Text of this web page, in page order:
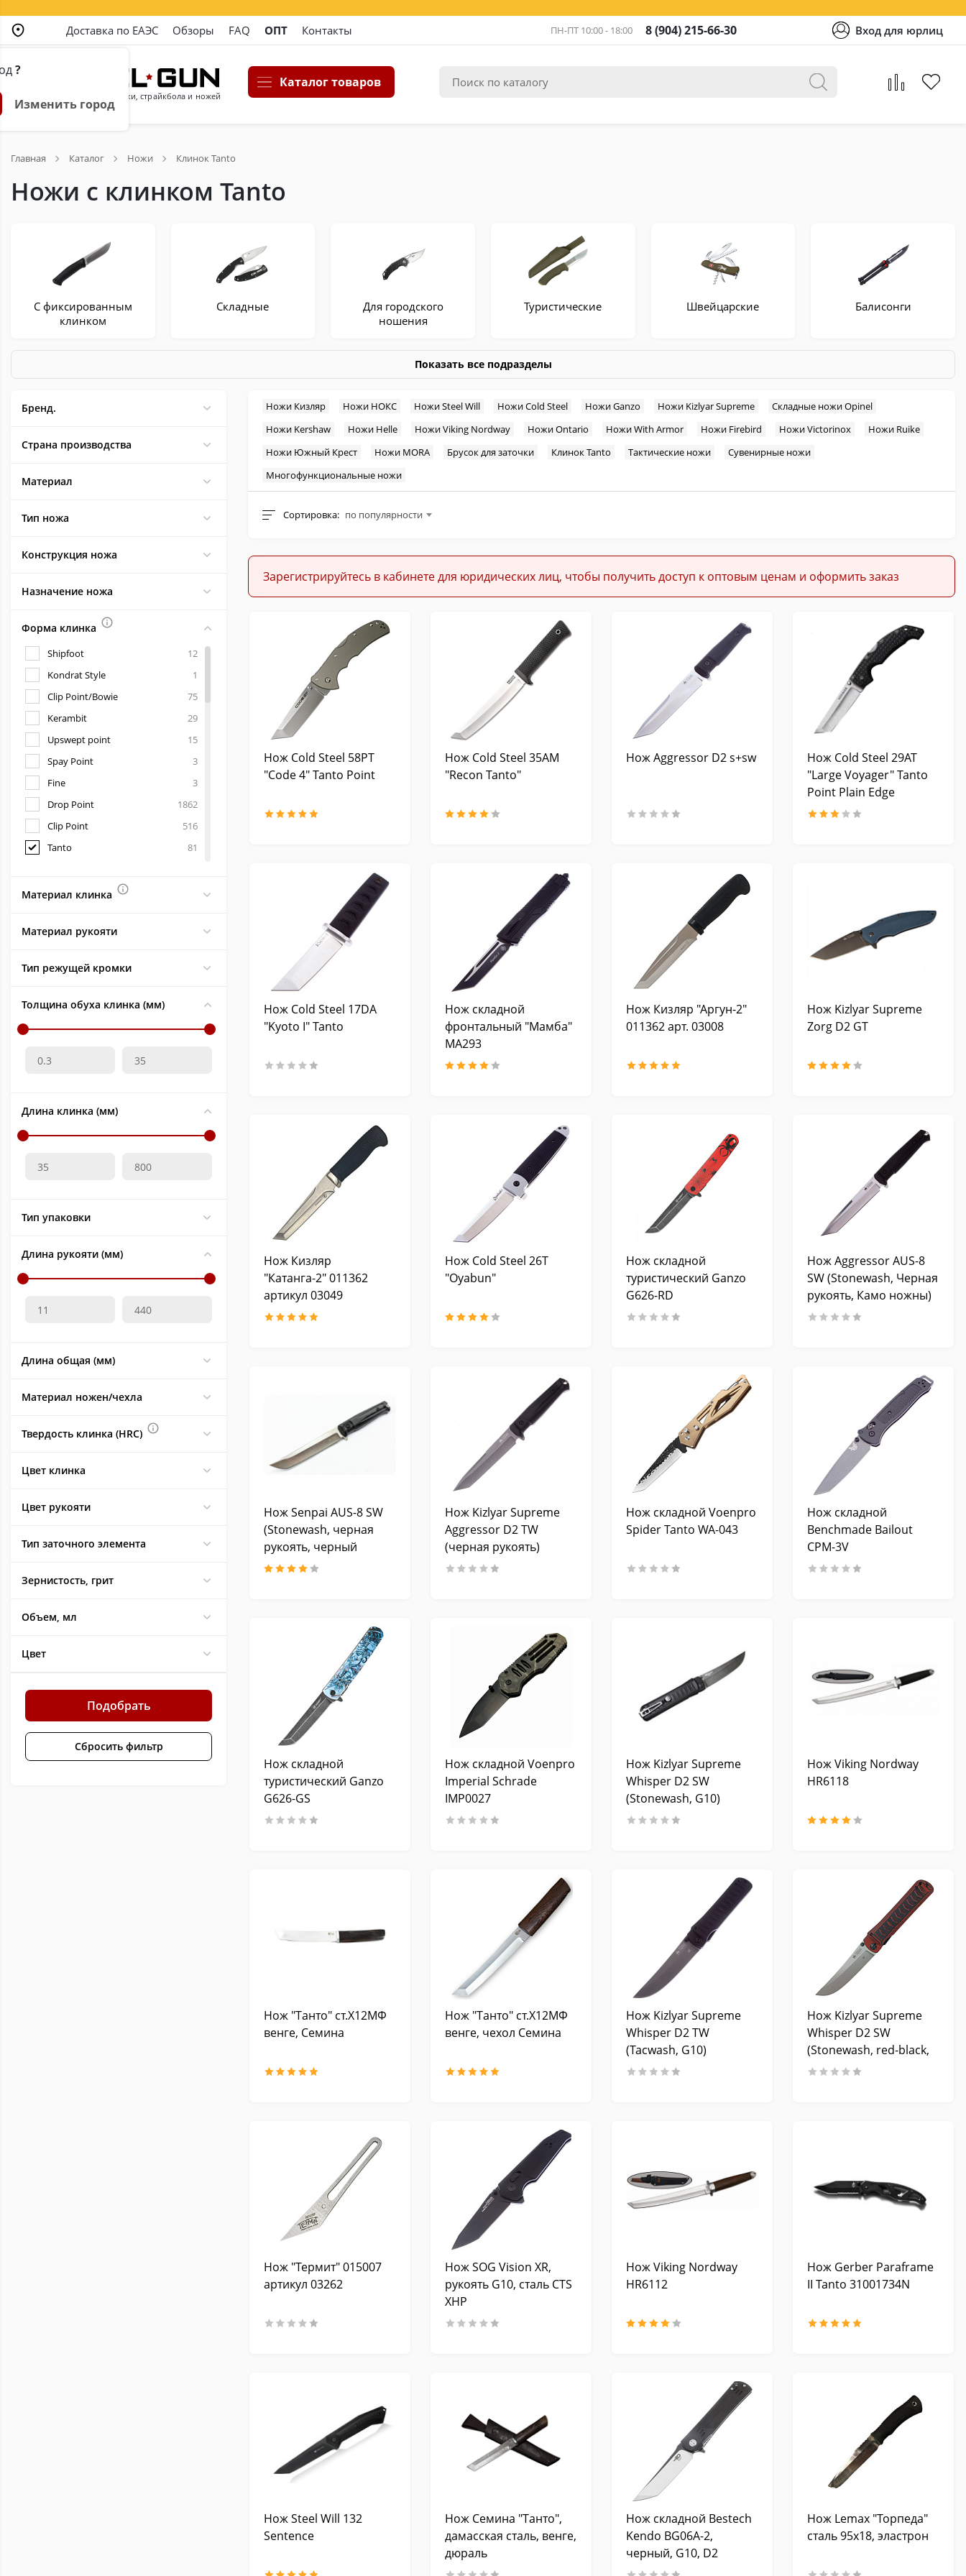
?
Изменить город
Доставка по ЕАЭС Обзоры FAQ ОПТ Контакты ПН-ПТ 10:00 - 18:00 8 (904) 215-66-30 Вход для юрлиц
Магазин пневматики, страйкбола и ножей
Каталог товаров
Главная Каталог Ножи Клинок Tanto
Ножи с клинком Tanto
С фиксированным
клинком
Складные
Для городского
ношения
Туристические Швейцарские Балисонги
Филейные Тычковые Тренировочные Средства заточки Темляки и Бусины Масла для ножей
Аксессуары и запчасти
Показать все подразделы
Бренд.
Страна производства
Материал
Тип ножа
Конструкция ножа
Назначение ножа
Форма клинка
Shipfoot
12
Kondrat Style
1
Clip Point/Bowie
75
Kerambit
29
Upswept point
15
Spay Point
3
Fine
3
Drop Point
1862
Clip Point
516
Tanto
81
Trailing Point
Kukri
Skinner
Modified Wharncliff
Катана
Reverse Tanto
Normal blade
Sheepfoot blade
Blunt Tip
Classic blade
4
Sheepsfoot blade
Кайке
Материал клинка
Материал рукояти
Тип режущей кромки
Толщина обуха клинка (мм)
Длина клинка (мм)
Тип упаковки
Длина рукояти (мм)
Длина общая (мм)
Материал ножен/чехла
Твердость клинка (HRC)
Цвет клинка
Цвет рукояти
Тип заточного элемента
Зернистость, грит
Объем, мл
Цвет
Подобрать
Сбросить фильтр
Ножи Кизляр Ножи НОКС Ножи Steel Will Ножи Cold Steel Ножи Ganzo Ножи Kizlyar Supreme
Складные ножи Opinel
Ножи Kershaw
Ножи Helle Ножи Viking Nordway Ножи Ontario Ножи With Armor Ножи Firebird Ножи Victorinox
Ножи Ruike
Ножи Южный Крест
Ножи MORA Брусок для заточки Клинок Tanto Тактические ножи
Сувенирные ножи
Многофункциональные ножи
Сортировка: по популярности
Зарегистрируйтесь в кабинете для юридических лиц, чтобы получить доступ к оптовым ценам и оформить заказ
Нож Cold Steel 58PT
"Code 4" Tanto Point
Нож Cold Steel 35AM
"Recon Tanto"
Нож Aggressor D2 s+sw
Нож Cold Steel 29AT
"Large Voyager" Tanto
Point Plain Edge
Нож Cold Steel 17DA
"Kyoto I" Tanto
Нож складной
фронтальный "Мамба"
MA293
Нож Кизляр "Аргун-2"
011362 арт. 03008
Нож Kizlyar Supreme
Zorg D2 GT
Нож Кизляр
"Катанга-2" 011362
артикул 03049
Нож Cold Steel 26T
"Oyabun"
Нож складной
туристический Ganzo
G626-RD
Нож Aggressor AUS-8
SW (Stonewash, Черная
рукоять, Камо ножны)
Нож Senpai AUS-8 SW
(Stonewash, черная
рукоять, черный
чехол)
Нож Kizlyar Supreme
Aggressor D2 TW
(черная рукоять)
Нож складной Voenpro
Spider Tanto WA-043
Нож складной
Benchmade Bailout
CPM-3V
Нож складной
туристический Ganzo
G626-GS
Нож складной Voenpro
Imperial Schrade
IMP0027
Нож Kizlyar Supreme
Whisper D2 SW
(Stonewash, G10)
Нож Viking Nordway
HR6118
Нож "Танто" ст.Х12МФ
венге, Семина
Нож "Танто" ст.Х12МФ
венге, чехол Семина
Нож Kizlyar Supreme
Whisper D2 TW
(Tacwash, G10)
Нож Kizlyar Supreme
Whisper D2 SW
(Stonewash, red-black,
G10)
Нож "Термит" 015007
артикул 03262
Нож SOG Vision XR,
рукоять G10, сталь CTS
XHP
Нож Viking Nordway
HR6112
Нож Gerber Paraframe
II Tanto 31001734N
Нож Steel Will 132
Sentence
Нож Семина "Танто",
дамасская сталь, венге,
дюраль
Нож складной Bestech
Kendo BG06A-2,
черный, G10, D2
Нож Lemax "Торпеда"
сталь 95х18, эластрон